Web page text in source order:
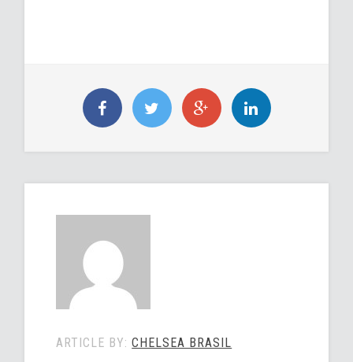
ARTICLE BY:CHELSEA BRASIL